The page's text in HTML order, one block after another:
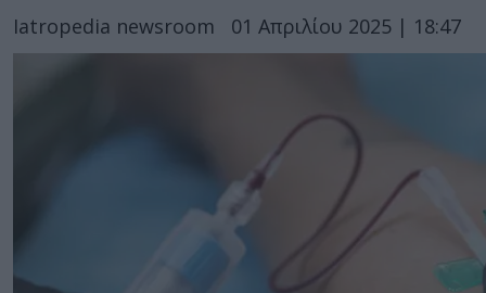
Iatropedia newsroom 01 Απριλίου 2025 | 18:47